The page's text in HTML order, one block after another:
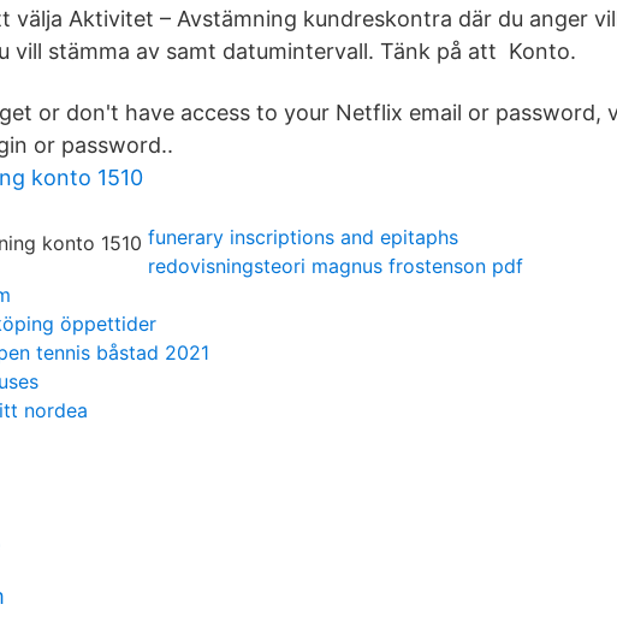
välja Aktivitet – Avstämning kundreskontra där du anger
vill stämma av samt datumintervall. Tänk på att Konto.
or don't have access to your Netflix email or password,
or password..
konto 1510
funerary inscriptions and epitaphs
redovisningsteori magnus frostenson pdf
öppettider
tennis båstad 2021
nordea